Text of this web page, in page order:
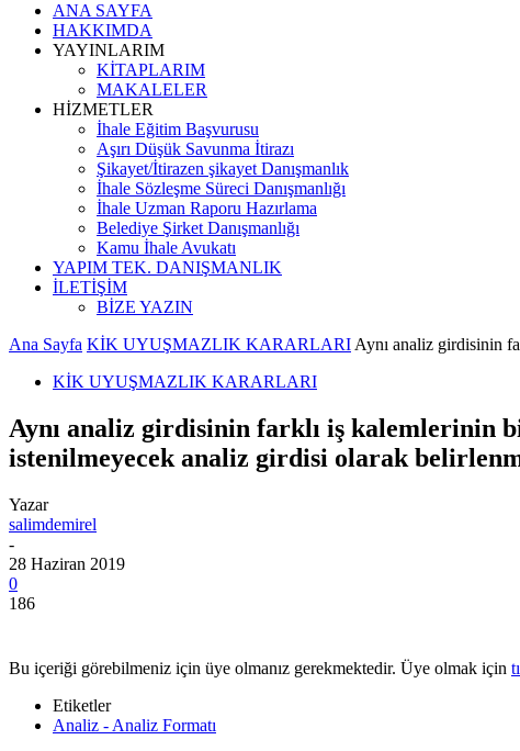
ANA SAYFA
HAKKIMDA
YAYINLARIM
KİTAPLARIM
MAKALELER
HİZMETLER
İhale Eğitim Başvurusu
Aşırı Düşük Savunma İtirazı
Şikayet/İtirazen şikayet Danışmanlık
İhale Sözleşme Süreci Danışmanlığı
İhale Uzman Raporu Hazırlama
Belediye Şirket Danışmanlığı
Kamu İhale Avukatı
YAPIM TEK. DANIŞMANLIK
İLETİŞİM
BİZE YAZIN
Ana Sayfa KİK UYUŞMAZLIK KARARLARI Aynı analiz girdisinin
KİK UYUŞMAZLIK KARARLARI
Aynı analiz girdisinin farklı iş kalemlerinin
istenilmeyecek analiz girdisi olarak
Yazar
salimdemirel
-
28 Haziran 2019
0
186
Bu içeriği görebilmeniz için üye olmanız gerekmektedir. Üye olmak için
Etiketler
Analiz - Analiz Formatı